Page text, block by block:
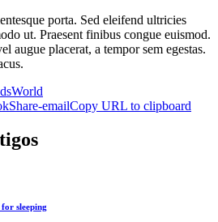
porta. Sed eleifend ultricies
ut. Praesent finibus congue euismod.
augue placerat, a tempor sem egestas.
World
Share-emailCopy URL to clipboard
sleeping